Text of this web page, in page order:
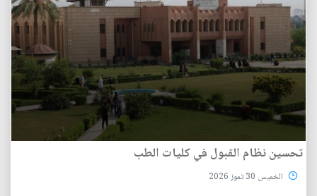
تحسين نظام القبول في كليات الطب
الخميس 30 تموز 2026